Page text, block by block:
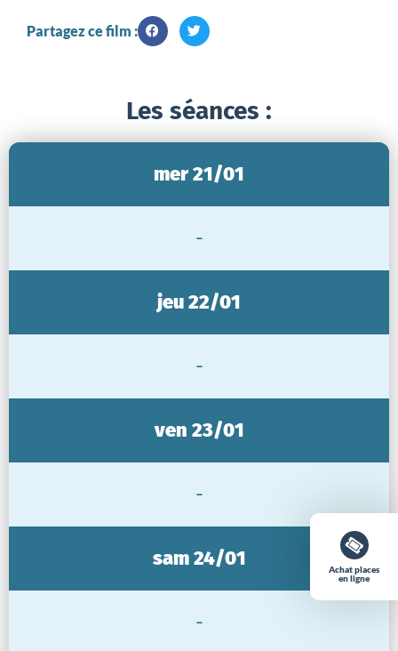
Partagez ce film :
Les séances :
Achat places
en ligne
mer 21/01
-
jeu 22/01
-
ven 23/01
-
sam 24/01
-